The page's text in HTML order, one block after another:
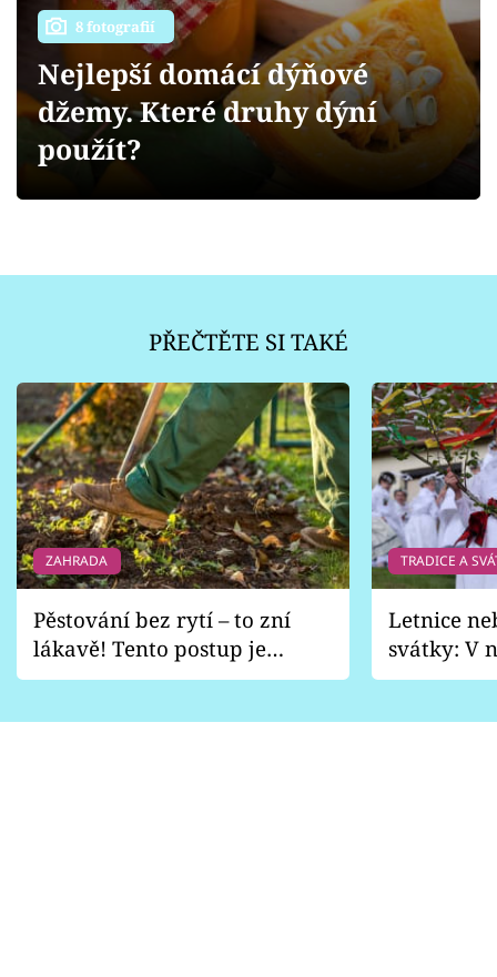
Přihlášení
Sledujte nás
8 fotografií
Nejlepší domácí dýňové
džemy. Které druhy dýní
použít?
PŘEČTĚTE SI TAKÉ
ZAHRADA
Pěstování bez rytí – to zní
lákavě! Tento postup je
vhodný jen pro některé
TRADICE A
Letnice
svátky: V
pondělí